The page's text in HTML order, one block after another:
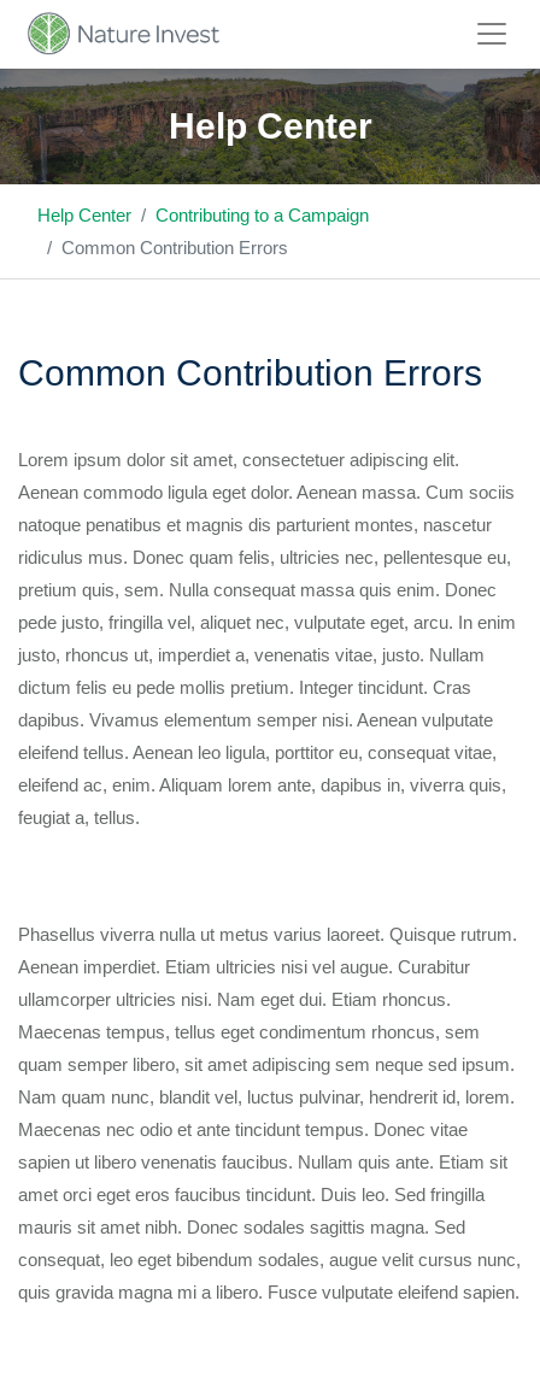
Help Center
Help Center
Contributing to a Campaign
Common Contribution Errors
Common Contribution Errors
Lorem ipsum dolor sit amet, consectetuer adipiscing elit.
Aenean commodo ligula eget dolor. Aenean massa. Cum sociis
natoque penatibus et magnis dis parturient montes, nascetur
ridiculus mus. Donec quam felis, ultricies nec, pellentesque eu,
pretium quis, sem. Nulla consequat massa quis enim. Donec
pede justo, fringilla vel, aliquet nec, vulputate eget, arcu. In enim
justo, rhoncus ut, imperdiet a, venenatis vitae, justo. Nullam
dictum felis eu pede mollis pretium. Integer tincidunt. Cras
dapibus. Vivamus elementum semper nisi. Aenean vulputate
eleifend tellus. Aenean leo ligula, porttitor eu, consequat vitae,
eleifend ac, enim. Aliquam lorem ante, dapibus in, viverra quis,
feugiat a, tellus.
Phasellus viverra nulla ut metus varius laoreet. Quisque rutrum.
Aenean imperdiet. Etiam ultricies nisi vel augue. Curabitur
ullamcorper ultricies nisi. Nam eget dui. Etiam rhoncus.
Maecenas tempus, tellus eget condimentum rhoncus, sem
quam semper libero, sit amet adipiscing sem neque sed ipsum.
Nam quam nunc, blandit vel, luctus pulvinar, hendrerit id, lorem.
Maecenas nec odio et ante tincidunt tempus. Donec vitae
sapien ut libero venenatis faucibus. Nullam quis ante. Etiam sit
amet orci eget eros faucibus tincidunt. Duis leo. Sed fringilla
mauris sit amet nibh. Donec sodales sagittis magna. Sed
consequat, leo eget bibendum sodales, augue velit cursus nunc,
quis gravida magna mi a libero. Fusce vulputate eleifend sapien.